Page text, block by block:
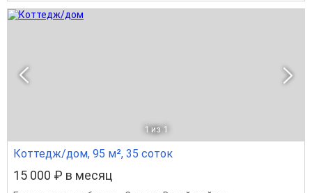
1 из 1
Коттедж/дом, 95 м², 35 соток
15 000 ₽ в месяц